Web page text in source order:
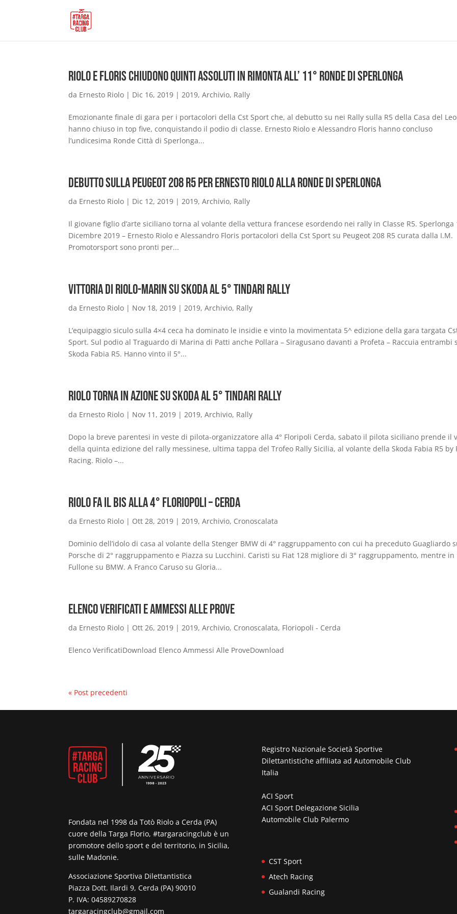
Riolo e Floris chiudono quinti assoluti in rimonta all’ 11° Ronde di Sperlonga
da Ernesto Riolo | Dic 16, 2019 |2019,Archivio, Rally
Emozionante finale di gara per i portacolori della Cst Sport che, al debutto su nei Rally sulla R5 della Casa del
hanno chiuso in top five, conquistando il podio di classe. Ernesto Riolo e Alessandro Floris hanno concluso
l’undicesima Ronde Città di Sperlonga...
Debutto sulla Peugeot 208 R5 per Ernesto Riolo alla Ronde di Sperlonga
da Ernesto Riolo | Dic 12, 2019 |2019,Archivio, Rally
Il giovane figlio d’arte siciliano torna al volante della vettura francese esordendo nei rally in Classe R5. Sperlonga
Dicembre 2019 – Ernesto Riolo e Alessandro Floris portacolori della Cst Sport su Peugeot 208 R5 curata dalla I.M.
Promotorsport sono pronti per...
Vittoria di Riolo-Marin su Skoda al 5° Tindari Rally
da Ernesto Riolo | Nov 18, 2019 |2019,Archivio, Rally
L’equipaggio siculo sulla 4×4 ceca ha dominato le insidie e vinto la movimentata 5^ edizione della gara targata
Sport. Sul podio al Traguardo di Marina di Patti anche Pollara – Siragusano davanti a Profeta – Raccuia entrambi
Skoda Fabia R5. Hanno vinto il 5°...
Riolo torna in azione su Skoda al 5° Tindari Rally
da Ernesto Riolo | Nov 11, 2019 |2019,Archivio, Rally
Dopo la breve parentesi in veste di pilota-organizzatore alla 4° Floripoli Cerda, sabato il pilota siciliano prende il
della quinta edizione del rally messinese, ultima tappa del Trofeo Rally Sicilia, al volante della Skoda Fabia R5 by
Racing. Riolo –...
Riolo fa il bis alla 4° Floriopoli – Cerda
da Ernesto Riolo | Ott 28, 2019 |2019,Archivio, Cronoscalata
Dominio dell’idolo di casa al volante della Stenger BMW di 4° raggruppamento con cui ha preceduto Guagliardo
Porsche di 2° raggruppamento e Piazza su Lucchini. Caristi su Fiat 128 migliore di 3° raggruppamento, mentre in
Fullone su BMW. A Franco Caruso su Gloria...
Elenco Verificati e Ammessi alle Prove
da Ernesto Riolo | Ott 26, 2019 |2019,Archivio, Cronoscalata, Floriopoli - Cerda
Elenco VerificatiDownload Elenco Ammessi Alle ProveDownload
« Post precedenti
Fondata nel 1998 da Totò Riolo a Cerda (PA)
cuore della Targa Florio, #targaracingclub è un
promotore dello sport e del territorio, in Sicilia,
sulle Madonie.
Associazione Sportiva Dilettantistica
Piazza Dott. Ilardi 9, Cerda (PA) 90010
P. IVA: 04589270828
targaracingclub@gmail.com
Registro Nazionale Società Sportive
Dilettantistiche affiliata ad Automobile Club
Italia
ACI Sport
ACI Sport Delegazione Sicilia
Automobile Club Palermo
CST Sport
Atech Racing
Gualandi Racing